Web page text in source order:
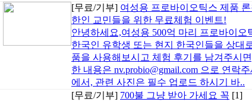
[무료/기부] 여성용 프로바이오틱스 제품
한인 교민들을 위한 무료체험 이벤트!
안녕하세요,여성용 500억 마리 프로바이
한국인 유학생 또는 현지 한국인들을 상대
품을 사용해보시고 체험 후기를 남겨주시
한 내용은 nv.probio@gmail.com 으로 연락
에서, 관련 사진은 필수 업로드 하시기 바..
[무료/기부] 700불 그냥 받아 가세요 꼭 [1]